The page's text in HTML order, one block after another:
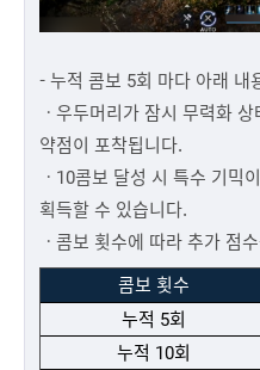
- 누적 콤보 5회 마다 아래 내
ㆍ우두머리가 잠시 무력화
약점이 포착됩니다.
ㆍ10콤보 달성 시 특수 기믹
획득할 수 있습니다.
ㆍ콤보 횟수에 따라 추가 점
콤보 횟수
누적 5회
누적 10회